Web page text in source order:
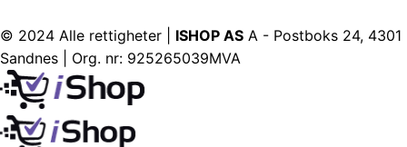
© 2024 Alle rettigheter | ISHOP AS A - Postboks 24, 4301
Sandnes | Org. nr: 925265039MVA